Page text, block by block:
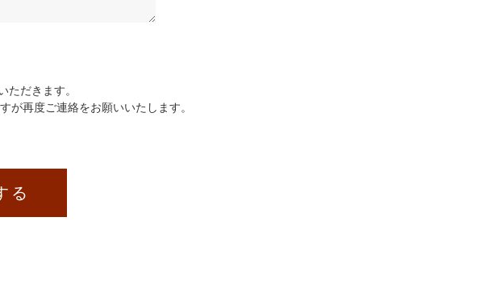
ただきます。
が再度ご連絡をお願いいたします。
る